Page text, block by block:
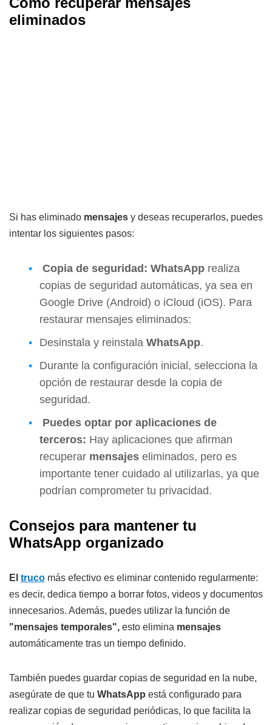
eliminados
Si has eliminado mensajes y deseas recuperarlos, puedes
intentar los siguientes pasos:
Copia de seguridad: WhatsApp realiza
copias de seguridad automáticas, ya sea en
Google Drive (Android) o iCloud (iOS). Para
restaurar mensajes eliminados:
Desinstala y reinstala WhatsApp.
Durante la configuración inicial, selecciona la
opción de restaurar desde la copia de
seguridad.
Puedes optar por aplicaciones de
terceros: Hay aplicaciones que afirman
recuperar mensajes eliminados, pero es
importante tener cuidado al utilizarlas, ya que
podrían comprometer tu privacidad.
Consejos para mantener tu
WhatsApp organizado
El truco más efectivo es eliminar contenido regularmente:
es decir, dedica tiempo a borrar fotos, videos y documentos
innecesarios. Además, puedes utilizar la función de
"mensajes temporales", esto elimina mensajes
automáticamente tras un tiempo definido.
También puedes guardar copias de seguridad en la nube,
asegúrate de que tu WhatsApp está configurado para
realizar copias de seguridad periódicas, lo que facilita la